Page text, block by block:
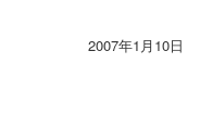
2007年1月10日